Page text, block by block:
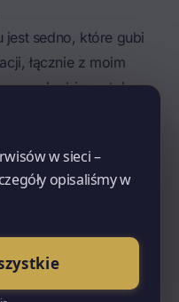
jest sedno, które gubi
łącznie z moim
pompka bierze tyle co
dla Waszego
kartę katalogową
do domu
co podaje producent:
0,05 A, wydajność
pracy
pracy przez całą
w sieci –
opisaliśmy w